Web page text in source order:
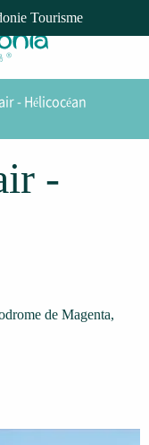
Tourisme
- Hélicocéan
-
de Magenta,